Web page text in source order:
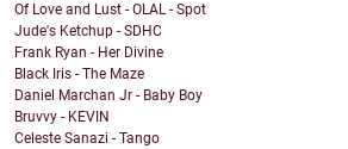
Of Love and Lust - OLAL - Spot
Jude's Ketchup - SDHC
Frank Ryan - Her Divine
Black Iris - The Maze
Daniel Marchan Jr - Baby Boy
Bruvvy - KEVIN
Celeste Sanazi - Tango